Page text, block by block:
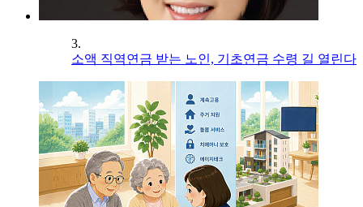
3.
소액 직역연금 받는 노인, 기초연금 수령 길 열린다